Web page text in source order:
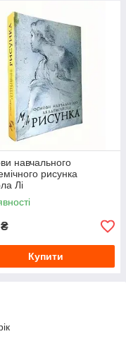
навчального
рисунка
Лі
₴
Купити